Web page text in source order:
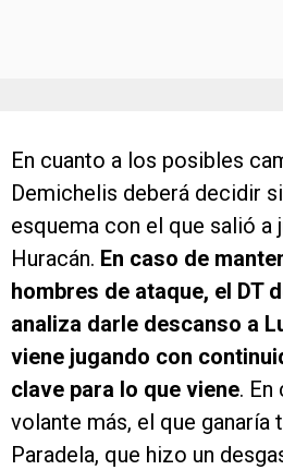
En cuanto a los posibles
Demichelis deberá decidir
esquema con el que salió a
Huracán. En caso de
hombres de ataque, el DT
analiza darle descanso a
viene jugando con
clave para lo que viene. En
volante más, el que ganaría
Paradela, que hizo un